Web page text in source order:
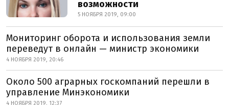
возможности
5 НОЯБРЯ 2019, 09:00
Мониторинг оборота и использования земли
переведут в онлайн — министр экономики
4 НОЯБРЯ 2019, 20:46
Около 500 аграрных госкомпаний перешли в
управление Минэкономики
4 НОЯБРЯ 2019, 12:37